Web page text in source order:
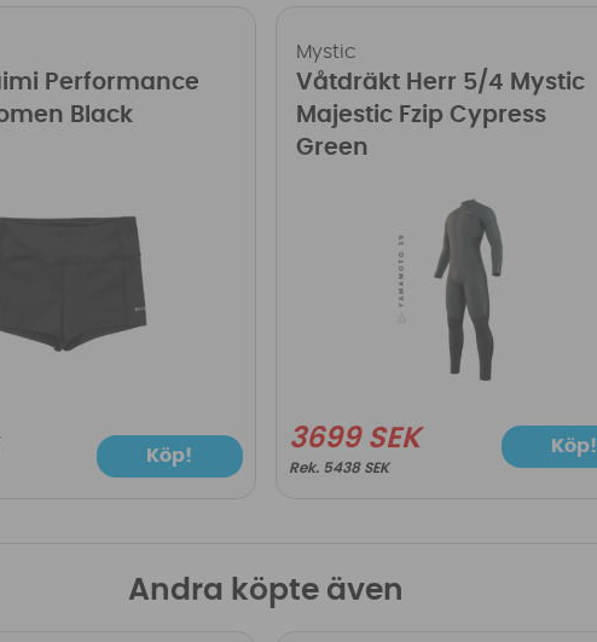
Performance
Black
Köp!
Mystic
Våtdräkt Herr 5/4 Mystic
Majestic Fzip Cypress
Green
3699 SEK
5438 SEK
Köp!
Andra köpte även